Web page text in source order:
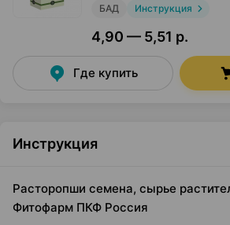
БАД Инструкция
4,90 — 5,51 р.
Где купить
Инструкция
Расторопши семена, сырье
Фитофарм ПКФ Россия